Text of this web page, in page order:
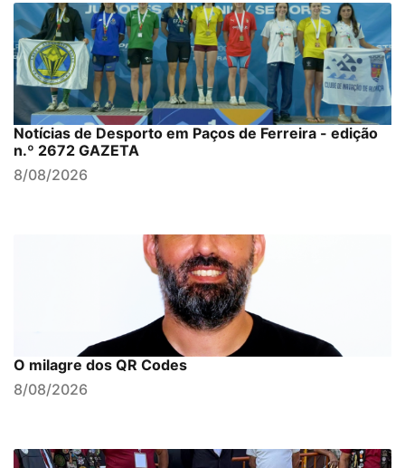
Notícias de Desporto em Paços de Ferreira - edição
n.º 2672 GAZETA
8/08/2026
O milagre dos QR Codes
8/08/2026